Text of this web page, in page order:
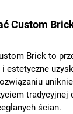
Custom
Brick to
estetyczne
tradycyjnej
ścian.